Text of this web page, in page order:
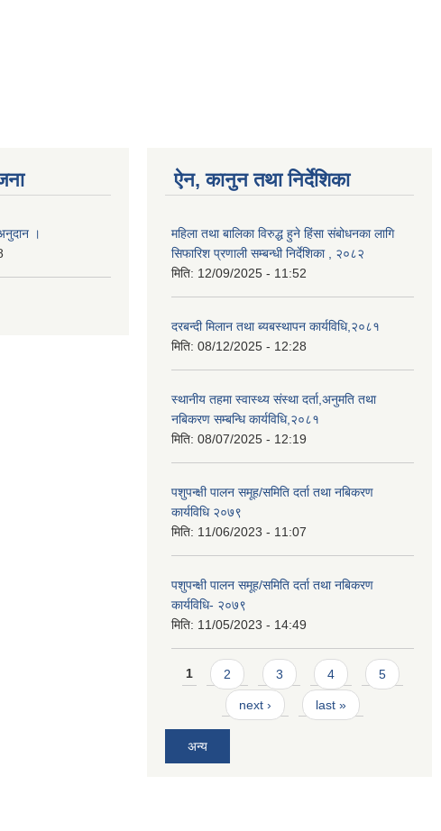
।
ऐन, कानुन तथा निर्देशिका
महिला तथा बालिका विरुद्ध हुने हिंसा संबोधनका लागि
सिफारिश प्रणाली सम्बन्धी निर्देशिका , २०८२
मिति: 12/09/2025 - 11:52
दरबन्दी मिलान तथा ब्यबस्थापन कार्यविधि,२०८१
मिति: 08/12/2025 - 12:28
स्थानीय तहमा स्वास्थ्य संस्था दर्ता,अनुमति तथा
नबिकरण सम्बन्धि कार्यविधि,२०८१
मिति: 08/07/2025 - 12:19
पशुपन्क्षी पालन समूह/समिति दर्ता तथा नबिकरण
कार्यविधि २०७९
मिति: 11/06/2023 - 11:07
पशुपन्क्षी पालन समूह/समिति दर्ता तथा नबिकरण
कार्यविधि- २०७९
मिति: 11/05/2023 - 14:49
Pages
1 2 3 4 5
next › last »
अन्य